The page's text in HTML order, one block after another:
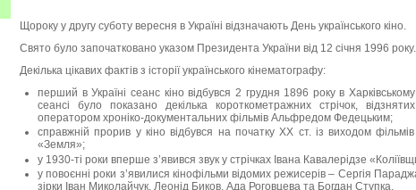
Щороку у другу суботу вересня в Україні відзначають День українського кіно.
Свято було започатковано указом Президента України від 12 січня 1996 року.
Декілька цікавих фактів з історії українського кінематографу:
перший в Україні сеанс кіно відбувся 2 грудня 1896 року в
сеансі було показано декілька короткометражних стрічок,
оператором хроніко-документальних фільмів Альфредом Федецьким;
справжній прорив у кіно відбувся на початку XX ст. із виходом
«Земля»;
у 1930-ті роки вперше з’явився звук у стрічках Івана Кавалерідзе
у повоєнні роки з’явилися кінофільми відомих режисерів – Сергія
зірки Іван Миколайчук, Леонід Биков, Ада Роговцева та Богдан Ступка.